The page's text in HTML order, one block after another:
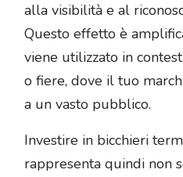
alla visibilità e al
Questo effetto è
viene utilizzato in
o fiere, dove il tuo
a un vasto pubblico.
Investire in bicchieri
rappresenta quindi non